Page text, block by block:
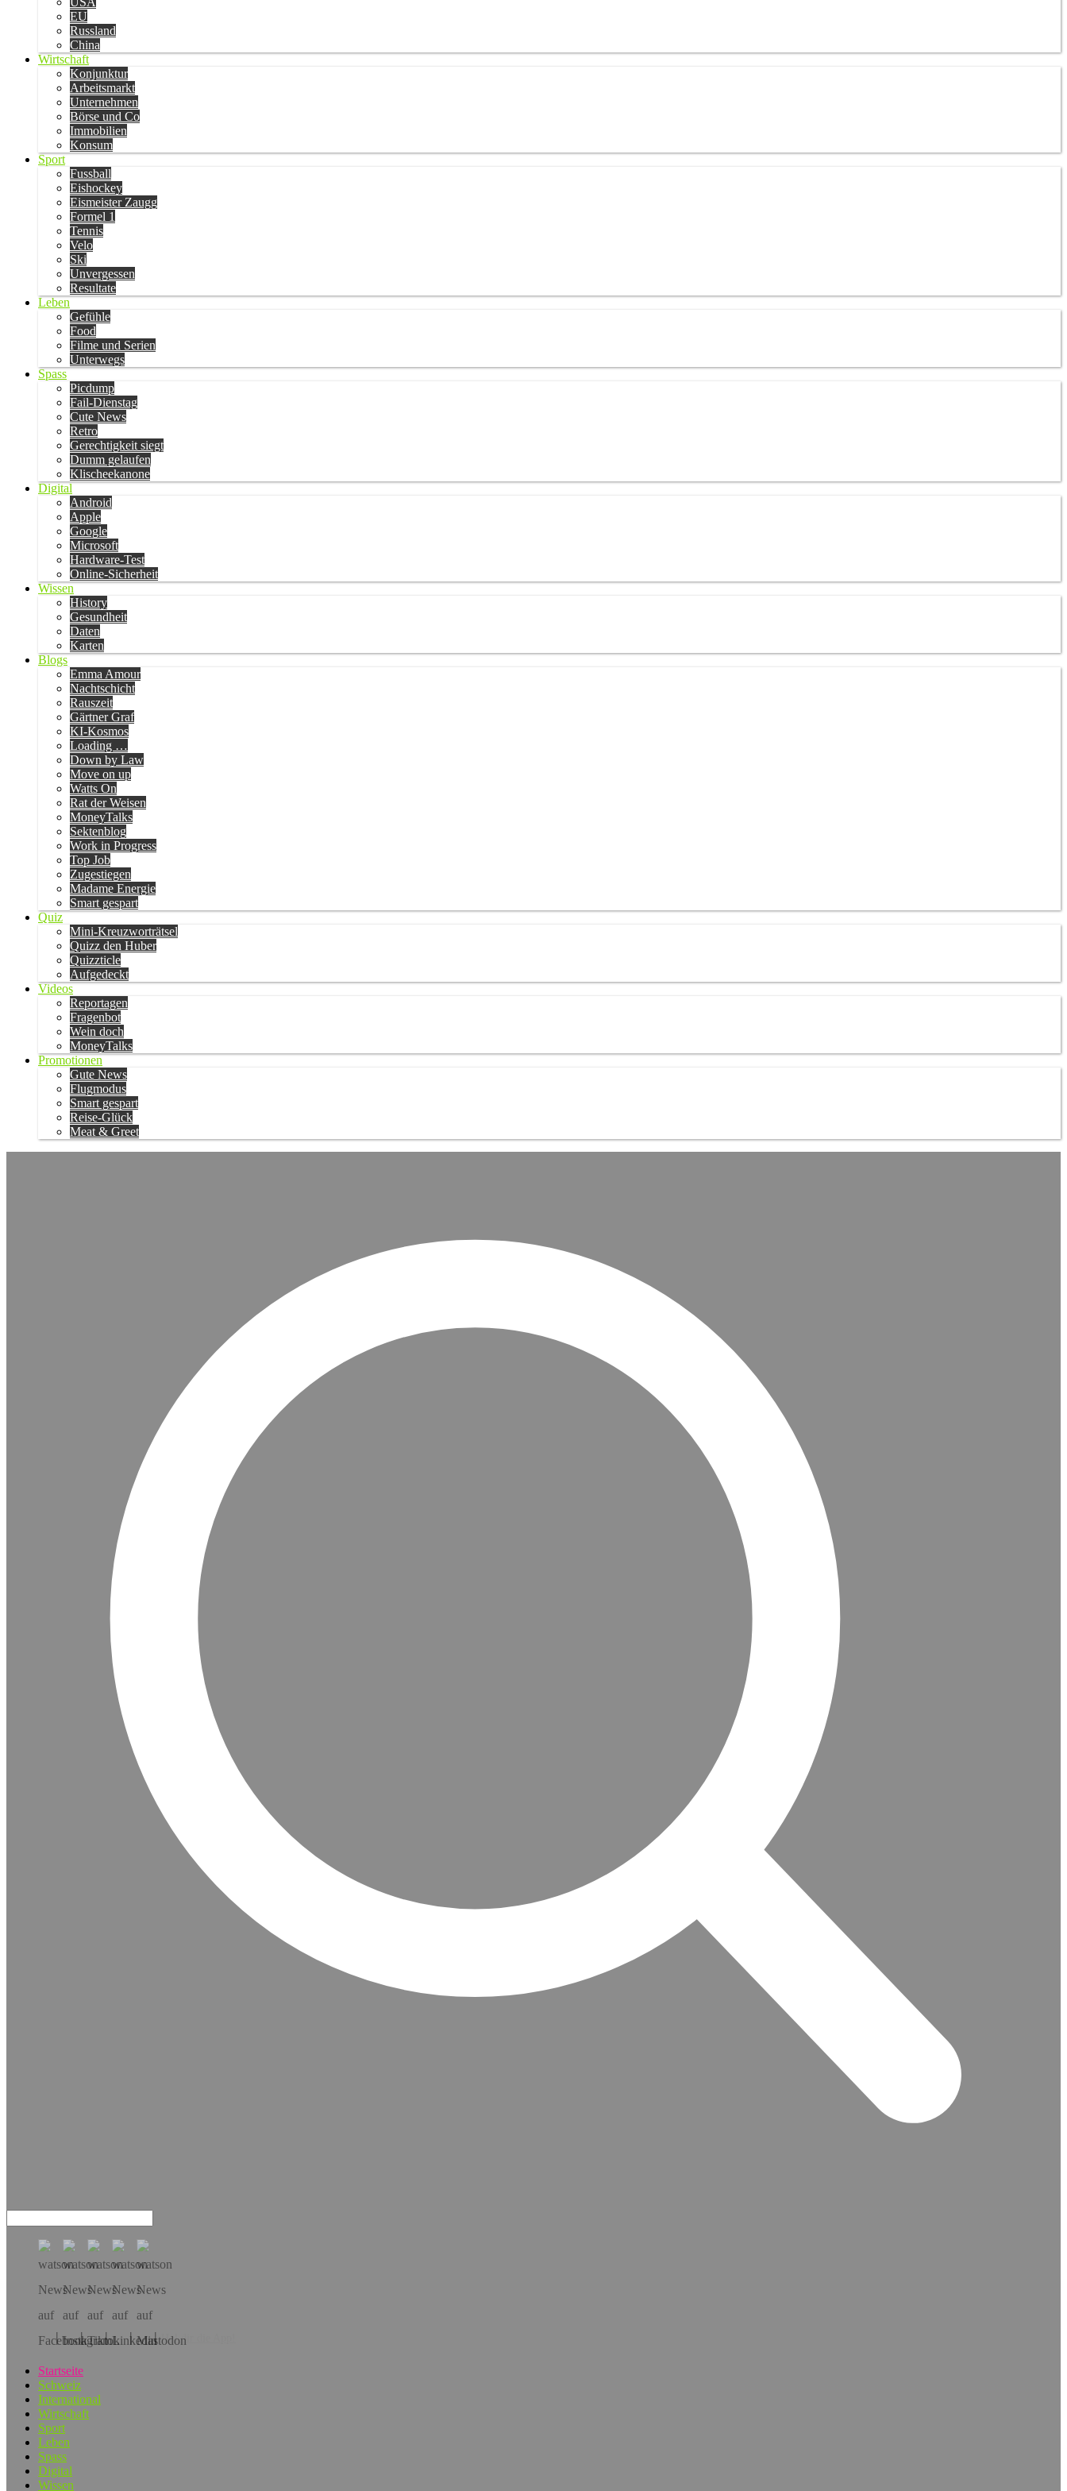
EU
Russland
China
Wirtschaft
Konjunktur
Arbeitsmarkt
Unternehmen
Börse und Co
Immobilien
Konsum
Sport
Fussball
Eishockey
Eismeister Zaugg
Formel 1
Tennis
Velo
Ski
Unvergessen
Resultate
Leben
Gefühle
Food
Filme und Serien
Unterwegs
Spass
Picdump
Fail-Dienstag
Cute News
Retro
Gerechtigkeit siegt
Dumm gelaufen
Klischeekanone
Digital
Android
Apple
Google
Microsoft
Hardware-Test
Online-Sicherheit
Wissen
History
Gesundheit
Daten
Karten
Blogs
Emma Amour
Nachtschicht
Rauszeit
Gärtner Graf
KI-Kosmos
Loading …
Down by Law
Move on up
Watts On
Rat der Weisen
MoneyTalks
Sektenblog
Work in Progress
Top Job
Zugestiegen
Madame Energie
Smart gespart
Quiz
Mini-Kreuzworträtsel
Quizz den Huber
Quizzticle
Aufgedeckt
Videos
Reportagen
Fragenbot
Wein doch
MoneyTalks
Promotionen
Gute News
Flugmodus
Smart gespart
Reise-Glück
Meat & Greet
Hol dir die App!
Startseite
Schweiz
International
Wirtschaft
Sport
Leben
Spass
Digital
Wissen